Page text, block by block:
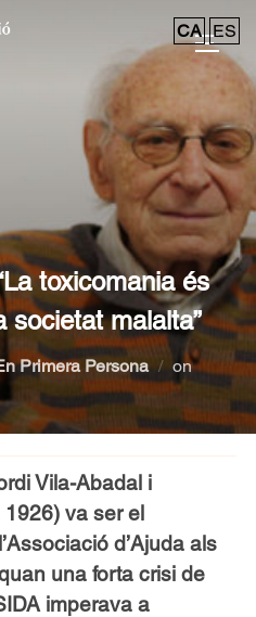
toxicomania és
societat malalta”
Primera Persona
on
Vila-Abadal i
va ser el
d’Ajuda als
una forta crisi de
imperava a
CA ES